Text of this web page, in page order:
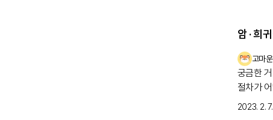
암 · 희
고마
궁금한
절차가
자 검사
2023. 2. 7.